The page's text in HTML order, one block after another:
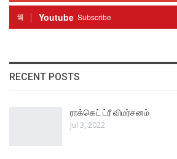
Youtube Subscribe
RECENT POSTS
ராக்கெட் ட்ரீ விமர்சனம்
Jul 3, 2022